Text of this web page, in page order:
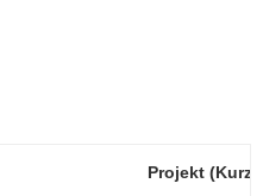
Projekt